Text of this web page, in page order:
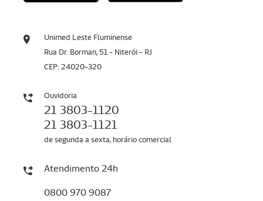
Unimed Leste Fluminense
Rua Dr. Borman, 51 - Niterói - RJ
CEP: 24020-320
Ouvidoria
21 3803-1120
21 3803-1121
de segunda a sexta, horário comercial
Atendimento 24h
0800 970 9087